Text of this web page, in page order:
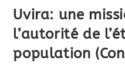
Uvira: une
l’autorité de
population